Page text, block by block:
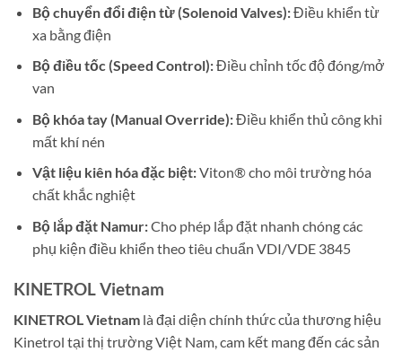
Bộ chuyển đổi điện từ (Solenoid Valves):Điều khiển từ
xa bằng điện
Bộ điều tốc (Speed Control):Điều chỉnh tốc độ đóng/mở
van
Bộ khóa tay (Manual Override):Điều khiển thủ công khi
mất khí nén
Vật liệu kiên hóa đặc biệt:Viton® cho môi trường hóa
chất khắc nghiệt
Bộ lắp đặt Namur:Cho phép lắp đặt nhanh chóng các
phụ kiện điều khiển theo tiêu chuẩn VDI/VDE 3845
KINETROL Vietnam
KINETROL Vietnam là đại diện chính thức của thương hiệu
Kinetrol tại thị trường Việt Nam, cam kết mang đến các sản